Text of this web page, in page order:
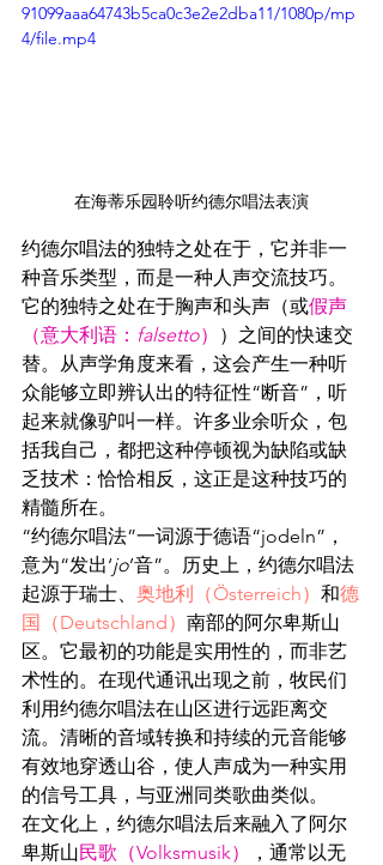
91099aaa64743b5ca0c3e2e2dba11/1080p/mp
4/file.mp4
在海蒂乐园聆听约德尔唱法表演
约德尔唱法的独特之处在于，它并非一
种音乐类型，而是一种人声交流技巧。
它的独特之处在于胸声和头声（或假声
（意大利语 ： falsetto）
）之间的快速交
替。从声学角度来看，这会产生一种听
众能够立即辨认出的特征性“断音”，听
起来就像驴叫一样。许多业余听众，包
括我自己，都把这种停顿视为缺陷或缺
乏技术：恰恰相反，这正是这种技巧的
精髓所在。
“约德尔唱法”一词源于德语“jodeln”，
意为“发出‘jo’音”。历史上，约德尔唱法
起源于瑞士、 奥地利 （Österreich） 和德
国 （Deutschland） 南部的阿尔卑斯山
区。它最初的功能是实用性的，而非艺
术性的。在现代通讯出现之前，牧民们
利用约德尔唱法在山区进行远距离交
流。清晰的音域转换和持续的元音能够
有效地穿透山谷，使人声成为一种实用
的信号工具，与亚洲同类歌曲类似。
在文化上，约德尔唱法后来融入了阿尔
卑斯山民歌（Volksmusik）
，通常以无